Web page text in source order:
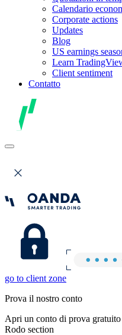
Calendario
Corporate actions
Updates
Blog
US earnings
Learn
Client sentiment
Contatto
go to client zone
Prova il nostro conto
Apri un conto di prova gratuito
Rodo section